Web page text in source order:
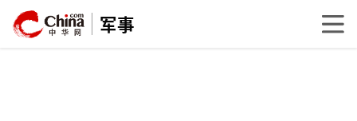
军事